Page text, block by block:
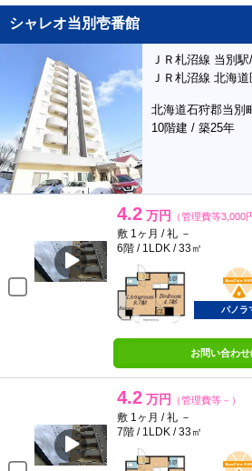
シャレオ当別壱番館
ＪＲ札沼線 当別
ＪＲ札沼線 北海
北海道石狩郡当別
10階建 / 築25年
4.2 万円 （管理費等3,000
敷 1ヶ月 / 礼 －
6階 / 1LDK / 33㎡
パノラ
お問い合わ
4.2 万円 （管理費等－）
敷 1ヶ月 / 礼 －
7階 / 1LDK / 33㎡